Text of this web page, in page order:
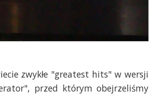
zwykłe "greatest hits" w wersji
przed którym obejrzeliśmy